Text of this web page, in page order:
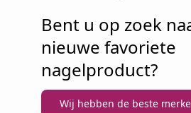
Bent u op zoek
nieuwe favoriete
nagelproduct?
Wij hebben de beste